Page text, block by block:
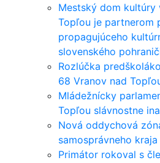
Mestský dom kultúry
Topľou je partnerom
propagujúceho
slovenského
Rozlúčka
68 Vranov nad
Mládežnícky
Topľou slávnostne
Nová oddychová
samosprávneho kraja
Primátor rokoval s